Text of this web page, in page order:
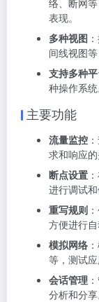
络、断网
表现。
多种视图
间线视图
支持多种
种操作系统
主要功能
流量监控
求和响应
断点设置
进行调试和
重写规则
方便进行自
模拟网络
等，测试应
会话管理
分析和分享